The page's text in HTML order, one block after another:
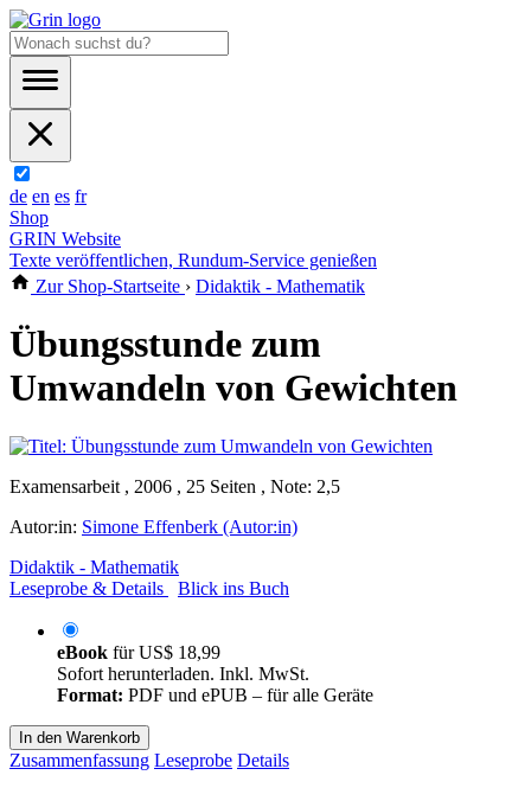
de en es fr
Shop
GRIN Website
Texte veröffentlichen, Rundum-Service genießen
Zur Shop-Startseite › Didaktik - Mathematik
Übungsstunde zum
Umwandeln von Gewichten
Examensarbeit , 2006 , 25 Seiten , Note: 2,5
Autor:in: Simone Effenberk (Autor:in)
Didaktik - Mathematik
Leseprobe & Details
Blick ins Buch
eBook fürUS$ 18,99
Sofort herunterladen. Inkl. MwSt.
Format: PDF und ePUB – für alle Geräte
In den Warenkorb
Zusammenfassung Leseprobe Details